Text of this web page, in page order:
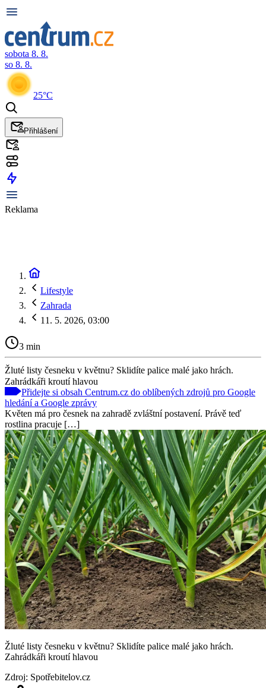
sobota 8. 8.
so 8. 8.
25°C
Přihlášení
Reklama
Lifestyle
Zahrada
11. 5. 2026, 03:00
3 min
Žluté listy česneku v květnu? Sklidíte palice malé jako hrách.
Zahrádkáři kroutí hlavou
Přidejte si obsah Centrum.cz do oblíbených zdrojů pro Google
hledání a Google zprávy
Květen má pro česnek na zahradě zvláštní postavení. Právě teď
rostlina pracuje […]
Žluté listy česneku v květnu? Sklidíte palice malé jako hrách.
Zahrádkáři kroutí hlavou
Zdroj: Spotřebitelov.cz